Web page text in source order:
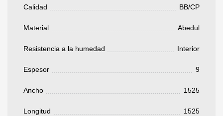
Calidad BB/CP
Material Abedul
Resistencia a la humedad Interior
Espesor 9
Ancho 1525
Longitud 1525
y discutiremos los métodos de pago y entrega.